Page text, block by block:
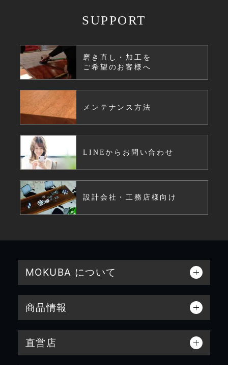
SUPPORT
磨き直し・加工を
ご希望のお客様へ
メンテナンス方法
LINEからお問い合わせ
設計会社・工務店様向け
MOKUBA について
商品情報
直営店